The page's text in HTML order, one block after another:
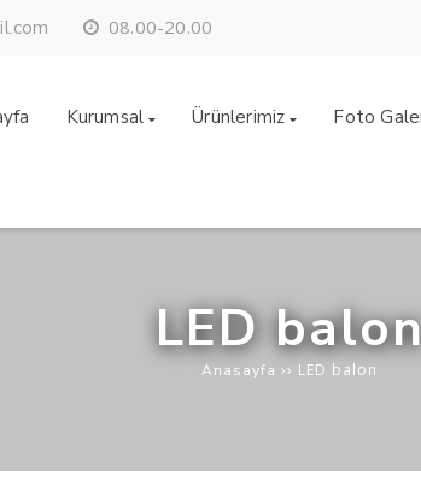
08.00-20.00
Kurumsal Ürünlerimiz Foto
LED
Anasayfa ›› LED balon